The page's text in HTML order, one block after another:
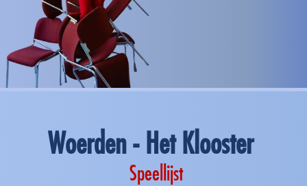
Woerden - Het Klooster
Speellijst